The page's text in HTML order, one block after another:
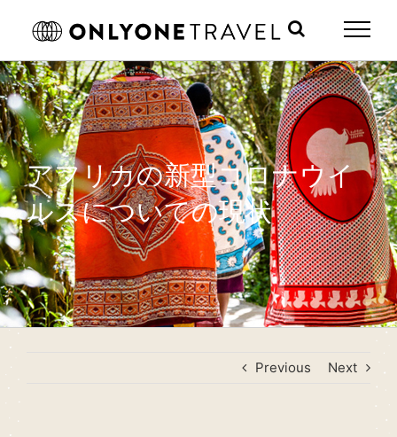
アフリカの新型コロナウイ
ルスについての現状
Previous Next